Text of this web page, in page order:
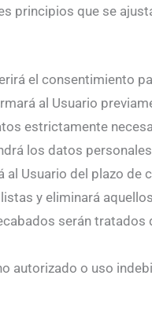
principios que se
el consentimiento
al Usuario
estrictamente
los datos
Usuario del plazo
y eliminará
serán
autorizado o uso